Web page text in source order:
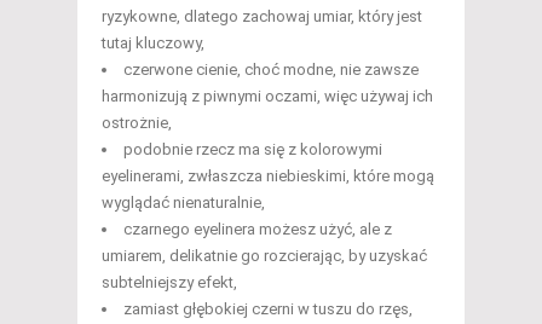
ryzykowne, dlatego zachowaj umiar, który jest
tutaj kluczowy,
czerwone cienie, choć modne, nie zawsze
harmonizują z piwnymi oczami, więc używaj ich
ostrożnie,
podobnie rzecz ma się z kolorowymi
eyelinerami, zwłaszcza niebieskimi, które mogą
wyglądać nienaturalnie,
czarnego eyelinera możesz użyć, ale z
umiarem, delikatnie go rozcierając, by uzyskać
subtelniejszy efekt,
zamiast głębokiej czerni w tuszu do rzęs,